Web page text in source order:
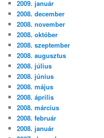
2009. január
2008. december
2008. november
2008. október
2008. szeptember
2008. augusztus
2008. július
2008. június
2008. május
2008. április
2008. március
2008. február
2008. január